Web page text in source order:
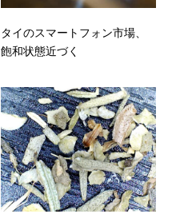
タイのスマートフォン市場、
飽和状態近づく